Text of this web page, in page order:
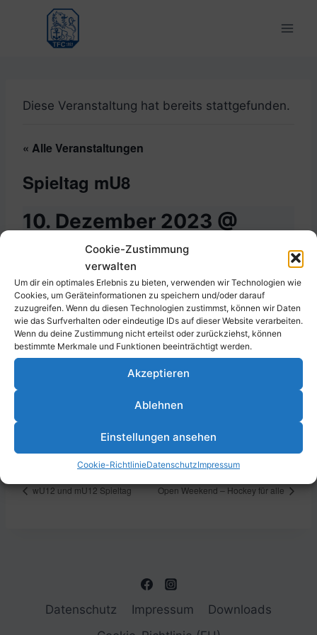
Cookie-Zustimmung
verwalten
Um dir ein optimales Erlebnis zu bieten, verwenden wir Technologien wie
Cookies, um Geräteinformationen zu speichern und/oder darauf
zuzugreifen. Wenn du diesen Technologien zustimmst, können wir Daten
wie das Surfverhalten oder eindeutige IDs auf dieser Website verarbeiten.
Wenn du deine Zustimmung nicht erteilst oder zurückziehst, können
bestimmte Merkmale und Funktionen beeinträchtigt werden.
Akzeptieren
Ablehnen
Einstellungen ansehen
Cookie-RichtlinieDatenschutzImpressum
springen
Diese Veranstaltung hat bereits stattgefunden.
« Alle Veranstaltungen
Spieltag mU8
10. Dezember 2023 @
-18:00
Zum Kalender hinzufügen
14:00 - 18:00
VERANSTALTUNGSORT
Erich-Reimann-Straße 24,
Rhein, Deutschland
wU12 und mU12 Spieltag Open Weekend – Hockey für alle
Datenschutz Impressum
Downloads